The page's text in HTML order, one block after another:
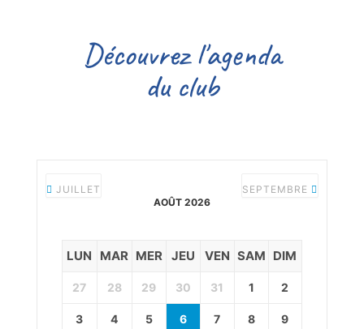
Découvrez l'agenda
du club
JUILLET
AOÛT 2026
SEPTEMBRE
LUN MAR MER JEU VEN SAM DIM
27 28 29 30 31 1 2
3 4 5 6 7 8 9